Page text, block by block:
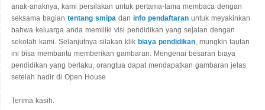
anak-anaknya, kami persilakan untuk pertama-tama membaca dengan
seksama bagian tentang smipa dan info pendaftaran untuk meyakinkan
bahwa keluarga anda memiliki visi pendidikan yang sejalan dengan
sekolah kami. Selanjutnya silakan klik biaya pendidikan, mungkin tautan
ini bisa membantu memberikan gambaran. Mengenai besaran biaya
pendidikan yang berlaku, orangtua dapat mendapatkan gambaran jelas
setelah hadir di Open House
Terima kasih.